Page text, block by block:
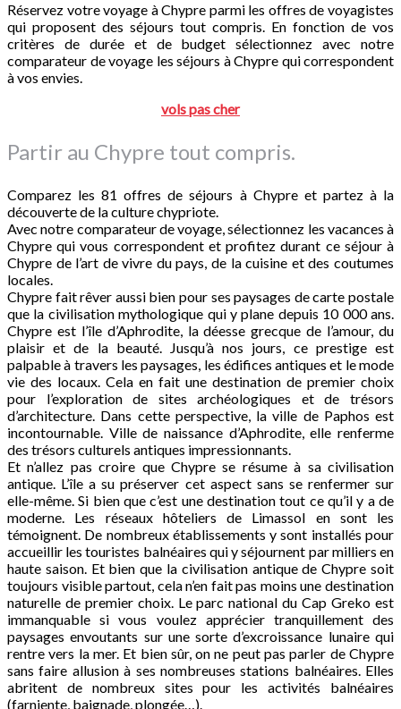
Réservez votre voyage à Chypre parmi les offres de voyagistes
qui proposent des séjours tout compris. En fonction de vos
critères de durée et de budget sélectionnez avec notre
comparateur de voyage les séjours à Chypre qui correspondent
à vos envies.
vols pas cher
Partir au Chypre tout compris.
Comparez les 81 offres de séjours à Chypre et partez à la
découverte de la culture chypriote.
Avec notre comparateur de voyage, sélectionnez les vacances à
Chypre qui vous correspondent et profitez durant ce séjour à
Chypre de l’art de vivre du pays, de la cuisine et des coutumes
locales.
Chypre fait rêver aussi bien pour ses paysages de carte postale
que la civilisation mythologique qui y plane depuis 10 000 ans.
Chypre est l’île d’Aphrodite, la déesse grecque de l’amour, du
plaisir et de la beauté. Jusqu’à nos jours, ce prestige est
palpable à travers les paysages, les édifices antiques et le mode
vie des locaux. Cela en fait une destination de premier choix
pour l’exploration de sites archéologiques et de trésors
d’architecture. Dans cette perspective, la ville de Paphos est
incontournable. Ville de naissance d’Aphrodite, elle renferme
des trésors culturels antiques impressionnants.
Et n’allez pas croire que Chypre se résume à sa civilisation
antique. L’île a su préserver cet aspect sans se renfermer sur
elle-même. Si bien que c’est une destination tout ce qu’il y a de
moderne. Les réseaux hôteliers de Limassol en sont les
témoignent. De nombreux établissements y sont installés pour
accueillir les touristes balnéaires qui y séjournent par milliers en
haute saison. Et bien que la civilisation antique de Chypre soit
toujours visible partout, cela n’en fait pas moins une destination
naturelle de premier choix. Le parc national du Cap Greko est
immanquable si vous voulez apprécier tranquillement des
paysages envoutants sur une sorte d’excroissance lunaire qui
rentre vers la mer. Et bien sûr, on ne peut pas parler de Chypre
sans faire allusion à ses nombreuses stations balnéaires. Elles
abritent de nombreux sites pour les activités balnéaires
(farniente, baignade, plongée…).